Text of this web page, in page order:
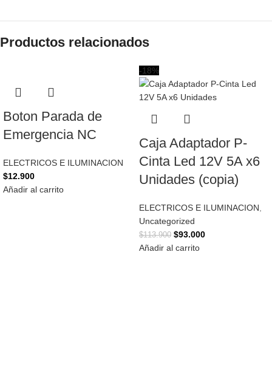
Productos relacionados
Boton Parada de
Emergencia NC
ELECTRICOS E ILUMINACION
$12.900
Añadir al carrito
-18%
Caja Adaptador P-
Cinta Led 12V 5A x6
Unidades (copia)
ELECTRICOS E ILUMINACION
Uncategorized
$113.900 $93.000
Añadir al carrito